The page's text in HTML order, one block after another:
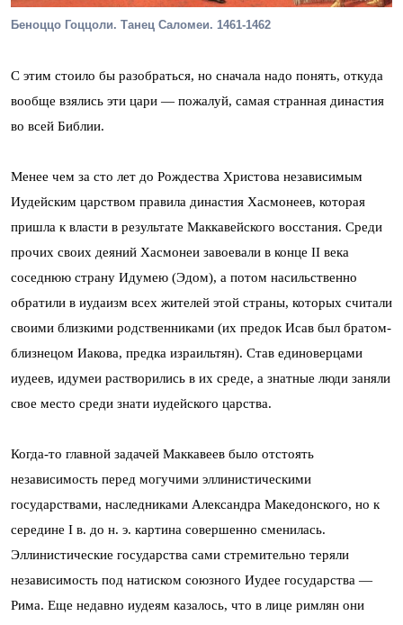
Беноццо Гоццоли. Танец Саломеи. 1461-1462
C этим стоило бы разобраться, но сначала надо понять, откуда
вообще взялись эти цари — пожалуй, самая странная династия
во всей Библии.
Менее чем за сто лет до Рождества Христова независимым
Иудейским царством правила династия Хасмонеев, которая
пришла к власти в результате Маккавейского восстания. Среди
прочих своих деяний Хасмонеи завоевали в конце II века
соседнюю страну Идумею (Эдом), а потом насильственно
обратили в иудаизм всех жителей этой страны, которых считали
своими близкими родственниками (их предок Исав был братом-
близнецом Иакова, предка израильтян). Став единоверцами
иудеев, идумеи растворились в их среде, а знатные люди заняли
свое место среди знати иудейского царства.
Когда-то главной задачей Маккавеев было отстоять
независимость перед могучими эллинистическими
государствами, наследниками Александра Македонского, но к
середине I в. до н. э. картина совершенно сменилась.
Эллинистические государства сами стремительно теряли
независимость под натиском союзного Иудее государства —
Рима. Еще недавно иудеям казалось, что в лице римлян они